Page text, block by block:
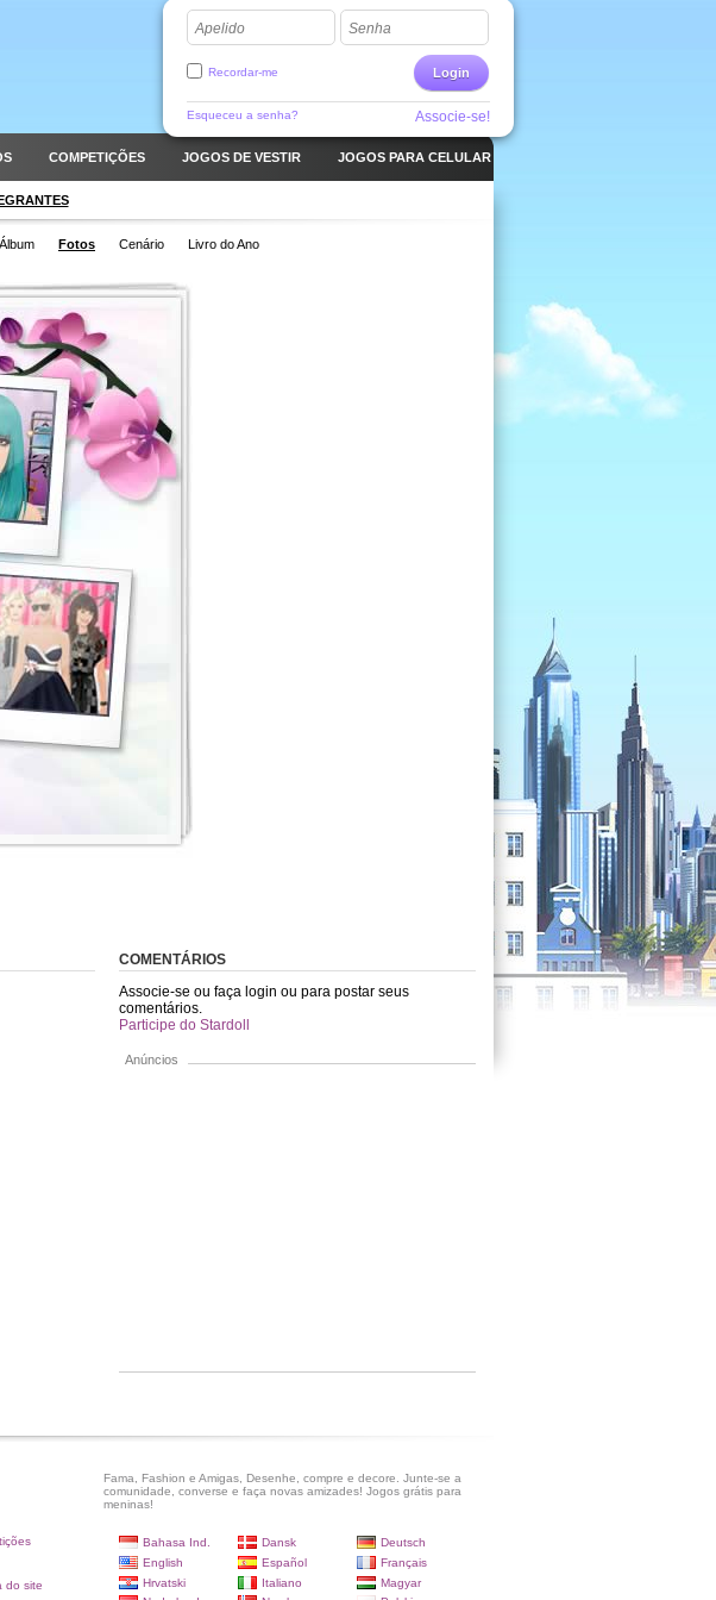
Apelido Senha
Login
Recordar-me
Esqueceu a senha? Associe-se!
COMPETIÇÕES JOGOS DE VESTIR JOGOS PARA CELULAR
Álbum Fotos Cenário Livro do Ano
COMENTÁRIOS
Associe-se ou faça login ou para postar seus
comentários.
Participe do Stardoll
Anúncios
Fama, Fashion e Amigas, Desenhe, compre e decore. Junte-se a
comunidade, converse e faça novas amizades! Jogos grátis para
meninas!
do site
Bahasa Ind. Dansk
Deutsch
English
Español
Français
Hrvatski
Italiano
Magyar